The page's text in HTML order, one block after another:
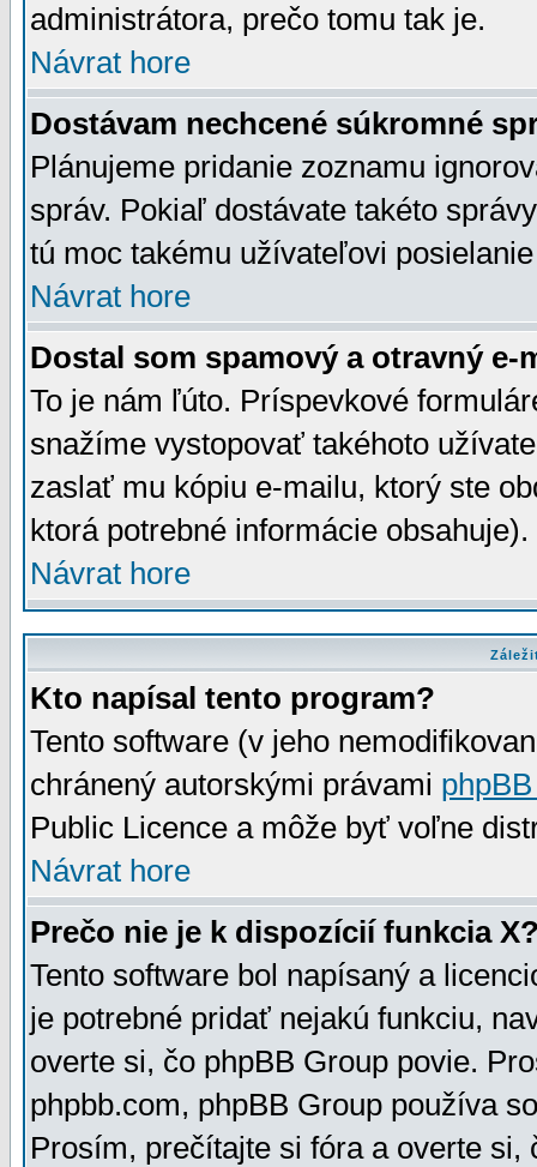
administrátora, prečo tomu tak je.
Návrat hore
Dostávam nechcené súkromné
Plánujeme pridanie zoznamu
správ. Pokiaľ dostávate takéto
tú moc takému užívateľovi
Návrat hore
Dostal som spamový a otravný e-
To je nám ľúto. Príspevkové
snažíme vystopovať takéhoto
zaslať mu kópiu e-mailu, ktorý ste
ktorá potrebné informácie
Návrat hore
Kto napísal tento program?
Tento software (v jeho
chránený autorskými právami
Public Licence a môže byť voľne
Návrat hore
Prečo nie je k dispozícií funkcia
Tento software bol napísaný a
je potrebné pridať nejakú funkciu,
overte si, čo phpBB Group povie.
phpbb.com, phpBB Group používa
Prosím, prečítajte si fóra a overte